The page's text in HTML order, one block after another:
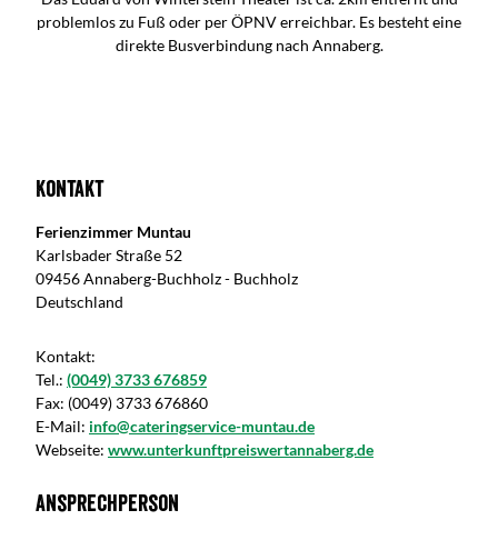
problemlos zu Fuß oder per ÖPNV erreichbar. Es besteht eine
direkte Busverbindung nach Annaberg.
Kontakt
Ferienzimmer Muntau
Karlsbader Straße 52
09456 Annaberg-Buchholz - Buchholz
Deutschland
Kontakt:
Tel.: (0049) 3733 676859
Fax: (0049) 3733 676860
E-Mail: info@cateringservice-muntau.de
Webseite: www.unterkunftpreiswertannaberg.de
Ansprechperson